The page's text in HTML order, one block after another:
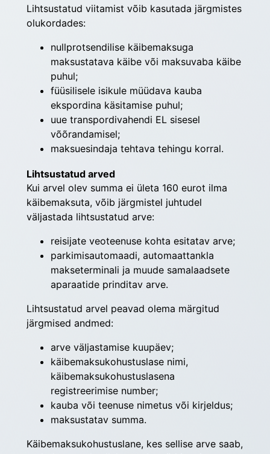
Lihtsustatud viitamist võib kasutada järgmistes
olukordades:
nullprotsendilise käibemaksuga
maksustatava käibe või maksuvaba käibe
puhul;
füüsilisele isikule müüdava kauba
ekspordina käsitamise puhul;
uue transpordivahendi EL sisesel
võõrandamisel;
maksuesindaja tehtava tehingu korral.
Lihtsustatud arved
Kui arvel olev summa ei ületa 160 eurot ilma
käibemaksuta, võib järgmistel juhtudel
väljastada lihtsustatud arve:
reisijate veoteenuse kohta esitatav arve;
parkimisautomaadi, automaattankla
makseterminali ja muude samalaadsete
aparaatide prinditav arve.
Lihtsustatud arvel peavad olema märgitud
järgmised andmed:
arve väljastamise kuupäev;
käibemaksukohustuslase nimi,
käibemaksukohustuslasena
registreerimise number;
kauba või teenuse nimetus või kirjeldus;
maksustatav summa.
Käibemaksukohustuslane, kes sellise arve saab,